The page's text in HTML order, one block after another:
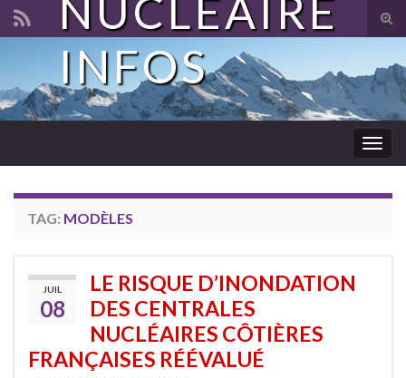
Search for:
NUCLÉAIRE
INFOS
TAG: MODÈLES
JUIL
08
LE RISQUE D’INONDATION
DES CENTRALES
NUCLÉAIRES CÔTIÈRES
FRANÇAISES RÉÉVALUÉ